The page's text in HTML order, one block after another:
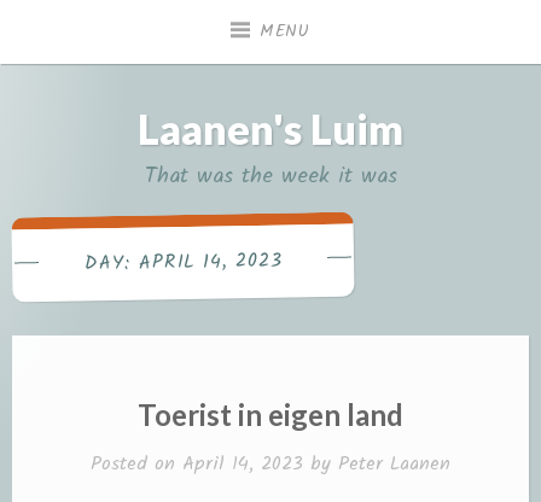
MENU
Laanen's Luim
That was the week it was
DAY:APRIL 14, 2023
Toerist in eigen land
Posted on April 14, 2023 by Peter Laanen